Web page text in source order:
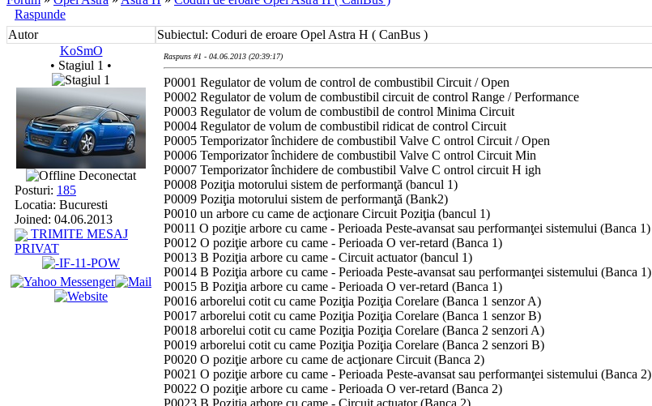
Raspunde
Autor
Subiectul: Coduri de eroare Opel Astra H ( CanBus )
KoSmO
• Stagiul 1 •
Deconectat
Posturi: 185
Locatia: Bucuresti
Joined: 04.06.2013
TRIMITE MESAJ
PRIVAT
Raspuns #1 - 04.06.2013 (20:39:17)
P0001 Regulator de volum de control de combustibil Circuit / Open
P0002 Regulator de volum de combustibil circuit de control Range / Performance
P0003 Regulator de volum de combustibil de control Minima Circuit
P0004 Regulator de volum de combustibil ridicat de control Circuit
P0005 Temporizator închidere de combustibil Valve C ontrol Circuit / Open
P0006 Temporizator închidere de combustibil Valve C ontrol Circuit Min
P0007 Temporizator închidere de combustibil Valve C ontrol circuit H igh
P0008 Poziţia motorului sistem de performanţă (bancul 1)
P0009 Poziţia motorului sistem de performanţă (Bank2)
P0010 un arbore cu came de acţionare Circuit Poziţia (bancul 1)
P0011 O poziţie arbore cu came - Perioada Peste-avansat sau performanţei sistemului (Banca 1)
P0012 O poziţie arbore cu came - Perioada O ver-retard (Banca 1)
P0013 B Poziţia arbore cu came - Circuit actuator (bancul 1)
P0014 B Poziţia arbore cu came - Perioada Peste-avansat sau performanţei sistemului (Banca 1)
P0015 B Poziţia arbore cu came - Perioada O ver-retard (Banca 1)
P0016 arborelui cotit cu came Poziţia Poziţia Corelare (Banca 1 senzor A)
P0017 arborelui cotit cu came Poziţia Poziţia Corelare (Banca 1 senzor B)
P0018 arborelui cotit cu came Poziţia Poziţia Corelare (Banca 2 senzori A)
P0019 arborelui cotit cu came Poziţia Poziţia Corelare (Banca 2 senzori B)
P0020 O poziţie arbore cu came de acţionare Circuit (Banca 2)
P0021 O poziţie arbore cu came - Perioada Peste-avansat sau performanţei sistemului (Banca 2)
P0022 O poziţie arbore cu came - Perioada O ver-retard (Banca 2)
P0023 B Poziţia arbore cu came - Circuit actuator (Banca 2)